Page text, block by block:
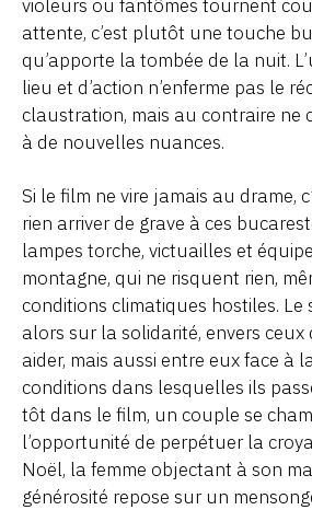
violeurs ou fantômes tournent
attente, c’est plutôt une touche
qu’apporte la tombée de la nuit.
lieu et d’action n’enferme pas le
claustration, mais au contraire ne
à de nouvelles nuances.
Si le film ne vire jamais au drame,
rien arriver de grave à ces
lampes torche, victuailles et
montagne, qui ne risquent rien,
conditions climatiques hostiles. Le
alors sur la solidarité, envers ceux
aider, mais aussi entre eux face à
conditions dans lesquelles ils
tôt dans le film, un couple se
l’opportunité de perpétuer la
Noël, la femme objectant à son
générosité repose sur un